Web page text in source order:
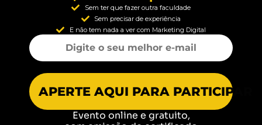
Sem ter que fazer outra faculdade
Sem precisar de experiência
E não tem nada a ver com Marketing Digital
APERTE AQUI PARA PARTICIPAR
Evento online e gratuito,